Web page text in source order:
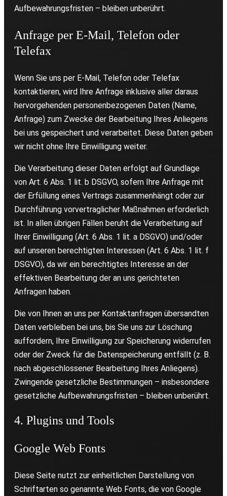
Aufbewahrungsfristen – bleiben unberührt.
Anfrage per E-Mail, Telefon oder
Telefax
Wenn Sie uns per E-Mail, Telefon oder Telefax
kontaktieren, wird Ihre Anfrage inklusive aller daraus
hervorgehenden personenbezogenen Daten (Name,
Anfrage) zum Zwecke der Bearbeitung Ihres Anliegens
bei uns gespeichert und verarbeitet. Diese Daten geben
wir nicht ohne Ihre Einwilligung weiter.
Die Verarbeitung dieser Daten erfolgt auf Grundlage
von Art. 6 Abs. 1 lit. b DSGVO, sofern Ihre Anfrage mit
der Erfüllung eines Vertrags zusammenhängt oder zur
Durchführung vorvertraglicher Maßnahmen erforderlich
ist. In allen übrigen Fällen beruht die Verarbeitung auf
Ihrer Einwilligung (Art. 6 Abs. 1 lit. a DSGVO) und/oder
auf unseren berechtigten Interessen (Art. 6 Abs. 1 lit. f
DSGVO), da wir ein berechtigtes Interesse an der
effektiven Bearbeitung der an uns gerichteten
Anfragen haben.
Die von Ihnen an uns per Kontaktanfragen übersandten
Daten verbleiben bei uns, bis Sie uns zur Löschung
auffordern, Ihre Einwilligung zur Speicherung widerrufen
oder der Zweck für die Datenspeicherung entfällt (z. B.
nach abgeschlossener Bearbeitung Ihres Anliegens).
Zwingende gesetzliche Bestimmungen – insbesondere
gesetzliche Aufbewahrungsfristen – bleiben unberührt.
4. Plugins und Tools
Google Web Fonts
Diese Seite nutzt zur einheitlichen Darstellung von
Schriftarten so genannte Web Fonts, die von Google